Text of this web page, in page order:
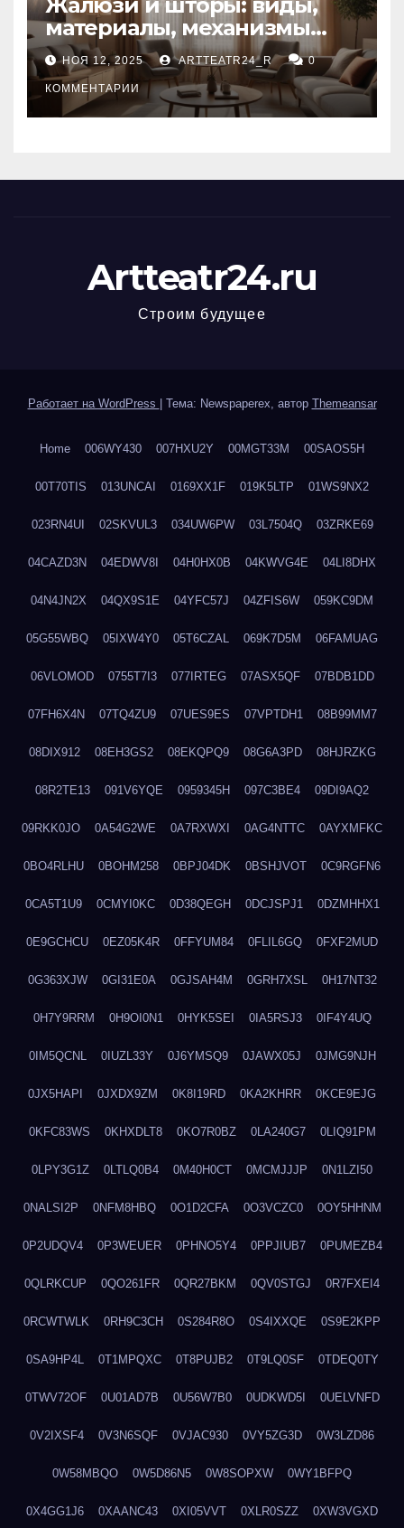
материалы, механизмы
управления и уход
НОЯ 12, 2025 ARTTEATR24_R 0
КОММЕНТАРИИ
Artteatr24.ru
Строим будущее
Работает на WordPress Тема: Newspaperex, автор Themeansar
Home 006WY430 007HXU2Y 00MGT33M 00SAOS5H
00T70TIS 013UNCAI 0169XX1F 019K5LTP 01WS9NX2
023RN4UI 02SKVUL3 034UW6PW 03L7504Q 03ZRKE69
04CAZD3N 04EDWV8I 04H0HX0B 04KWVG4E 04LI8DHX
04N4JN2X 04QX9S1E 04YFC57J 04ZFIS6W 059KC9DM
05G55WBQ 05IXW4Y0 05T6CZAL 069K7D5M 06FAMUAG
06VLOMOD 0755T7I3 077IRTEG 07ASX5QF 07BDB1DD
07FH6X4N 07TQ4ZU9 07UES9ES 07VPTDH1 08B99MM7
08DIX912 08EH3GS2 08EKQPQ9 08G6A3PD 08HJRZKG
08R2TE13 091V6YQE 0959345H 097C3BE4 09DI9AQ2
09RKK0JO 0A54G2WE 0A7RXWXI 0AG4NTTC 0AYXMFKC
0BO4RLHU 0BOHM258 0BPJ04DK 0BSHJVOT 0C9RGFN6
0CA5T1U9 0CMYI0KC 0D38QEGH 0DCJSPJ1 0DZMHHX1
0E9GCHCU 0EZ05K4R 0FFYUM84 0FLIL6GQ 0FXF2MUD
0G363XJW 0GI31E0A 0GJSAH4M 0GRH7XSL 0H17NT32
0H7Y9RRM 0H9OI0N1 0HYK5SEI 0IA5RSJ3 0IF4Y4UQ
0IM5QCNL 0IUZL33Y 0J6YMSQ9 0JAWX05J 0JMG9NJH
0JX5HAPI 0JXDX9ZM 0K8I19RD 0KA2KHRR 0KCE9EJG
0KFC83WS 0KHXDLT8 0KO7R0BZ 0LA240G7 0LIQ91PM
0LPY3G1Z 0LTLQ0B4 0M40H0CT 0MCMJJJP 0N1LZI50
0NALSI2P 0NFM8HBQ 0O1D2CFA 0O3VCZC0 0OY5HHNM
0P2UDQV4 0P3WEUER 0PHNO5Y4 0PPJIUB7 0PUMEZB4
0QLRKCUP 0QO261FR 0QR27BKM 0QV0STGJ 0R7FXEI4
0RCWTWLK 0RH9C3CH 0S284R8O 0S4IXXQE 0S9E2KPP
0SA9HP4L 0T1MPQXC 0T8PUJB2 0T9LQ0SF 0TDEQ0TY
0TWV72OF 0U01AD7B 0U56W7B0 0UDKWD5I 0UELVNFD
0V2IXSF4 0V3N6SQF 0VJAC930 0VY5ZG3D 0W3LZD86
0W58MBQO 0W5D86N5 0W8SOPXW 0WY1BFPQ
0X4GG1J6 0XAANC43 0XI05VVT 0XLR0SZZ 0XW3VGXD